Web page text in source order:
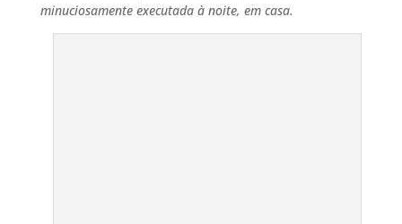
minuciosamente executada à noite, em casa.